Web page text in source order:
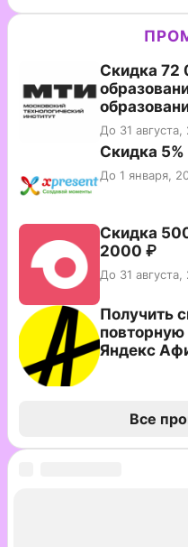
Скидка 72
До 31 августа,
Скидка
До 1 января,
Скидка
2000 ₽
До 31 августа,
Получить
повторную
Яндекс
Все